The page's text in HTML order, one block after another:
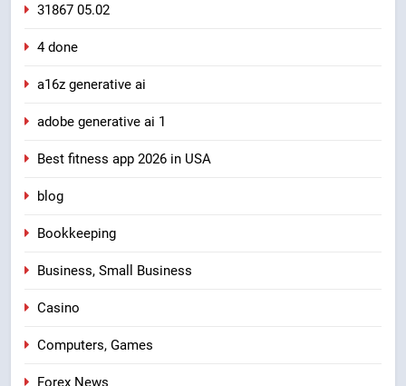
31867 05.02
4 done
a16z generative ai
adobe generative ai 1
Best fitness app 2026 in USA
blog
Bookkeeping
Business, Small Business
Casino
Computers, Games
Forex News